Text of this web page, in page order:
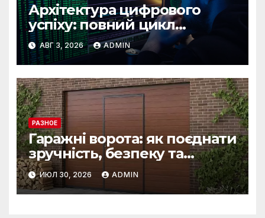
Архітектура цифрового
успіху: повний цикл
розробки від IST Group
АВГ 3, 2026 ADMIN
РАЗНОЕ
Гаражні ворота: як поєднати
зручність, безпеку та
довговічність
ИЮЛ 30, 2026 ADMIN